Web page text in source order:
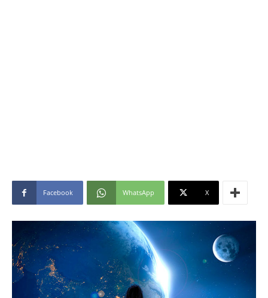
Facebook WhatsApp X